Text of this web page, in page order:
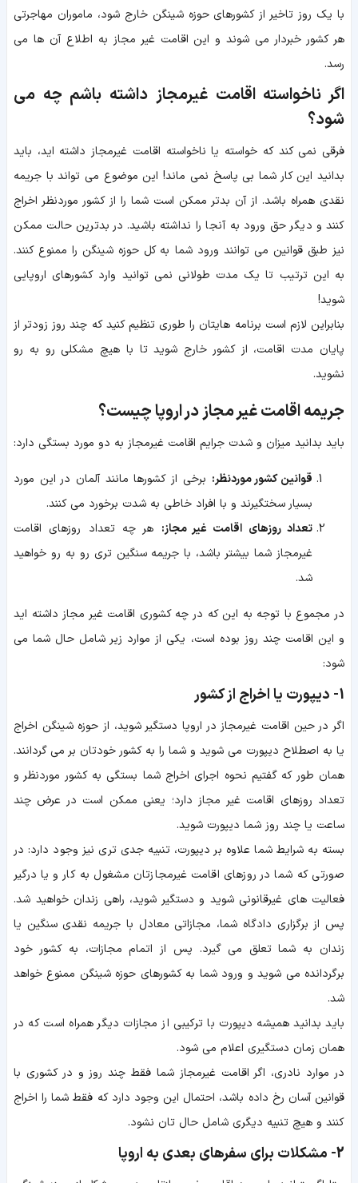
با یک روز تاخیر از کشورهای حوزه شینگن خارج شود، ماموران مهاجرتی
هر کشور خبردار می شوند و این اقامت غیر مجاز به اطلاع آن ها می
رسد.
اگر ناخواسته اقامت غیرمجاز داشته باشم چه می
شود؟
فرقی نمی کند که خواسته یا ناخواسته اقامت غیرمجاز داشته اید، باید
بدانید این کار شما بی پاسخ نمی ماند! این موضوع می تواند با جریمه
نقدی همراه باشد. از آن بدتر ممکن است شما را از کشور موردنظر اخراج
کنند و دیگر حق ورود به آنجا را نداشته باشید. در بدترین حالت ممکن
نیز طبق قوانین می توانند ورود شما به کل حوزه شینگن را ممنوع کنند.
به این ترتیب تا یک مدت طولانی نمی توانید وارد کشورهای اروپایی
شوید!
بنابراین لازم است برنامه ها‌یتان را طوری تنظیم کنید که چند روز زودتر از
پایان مدت اقامت، از کشور خارج شوید تا با هیچ مشکلی رو به رو
نشوید.
جریمه اقامت غیر مجاز در اروپا چیست؟
باید بدانید میزان و شدت جرایم اقامت غیرمجاز به دو مورد بستگی دارد:
قوانین کشور موردنظر: برخی از کشورها مانند آلمان در این مورد
بسیار سختگیرند و با افراد خاطی به شدت برخورد می کنند.
تعداد روزهای اقامت غیر مجاز: هر چه تعداد روزهای اقامت
غیرمجاز شما بیشتر باشد، با جریمه سنگین تری رو به رو خواهید
شد.
در مجموع با توجه به این که در چه کشوری اقامت غیر مجاز داشته اید
و این اقامت چند روز بوده است، یکی از موارد زیر شامل حال شما می
شود:
1- دیپورت یا اخراج از کشور
اگر در حین اقامت غیرمجاز در اروپا دستگیر شوید، از حوزه شینگن اخراج
یا به اصطلاح دیپورت می شوید و شما را به کشور خودتان بر می گردانند.
همان طور که گفتیم نحوه اجرای اخراج شما بستگی به کشور موردنظر و
تعداد روزهای اقامت غیر مجاز دارد؛ یعنی ممکن است در عرض چند
ساعت یا چند روز شما دیپورت شوید.
بسته به شرایط شما علاوه بر دیپورت، تنبیه جدی تری نیز وجود دارد: در
صورتی که شما در روزهای اقامت غیرمجازتان مشغول به کار و یا درگیر
فعالیت های غیرقانونی شوید و دستگیر شوید، راهی زندان خواهید شد.
پس از برگزاری دادگاه شما، مجازاتی معادل با جریمه نقدی سنگین یا
زندان به شما تعلق می گیرد. پس از اتمام مجازات، به کشور خود
برگردانده می شوید و ورود شما به کشورهای حوزه شینگن ممنوع خواهد
شد.
باید بدانید همیشه دیپورت با ترکیبی از مجازات دیگر همراه است که در
همان زمان دستگیری اعلام می شود.
در موارد نادری، اگر اقامت غیرمجاز شما فقط چند روز و در کشوری با
قوانین آسان رخ داده باشد، احتمال این وجود دارد که فقط شما را اخراج
کنند و هیچ تنبیه دیگری شامل حال تان نشود.
2- مشکلات برای سفرهای بعدی به اروپا